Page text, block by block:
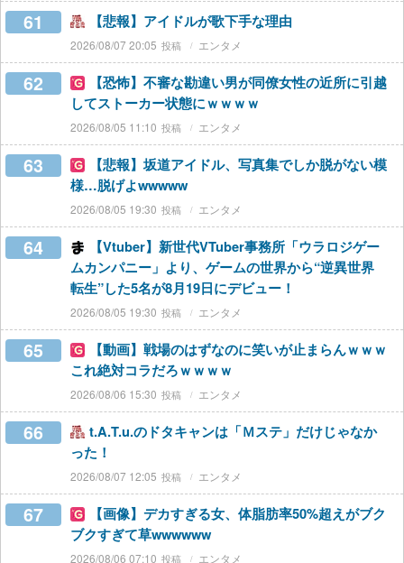
61 【悲報】アイドルが歌下手な理由
2026/08/07 20:05 エンタメ
62
【恐怖】不審な勘違い男が同僚女性の近所に引越
してストーカー状態にｗｗｗｗ
2026/08/05 11:10 エンタメ
63
【悲報】坂道アイドル、写真集でしか脱がない模
様…脱げよwwwww
2026/08/05 19:30 エンタメ
64
【Vtuber】新世代VTuber事務所「ウラロジゲー
ムカンパニー」より、ゲームの世界から“逆異世界
転生”した5名が8月19日にデビュー！
2026/08/05 19:30 エンタメ
65
【動画】戦場のはずなのに笑いが止まらんｗｗｗ
これ絶対コラだろｗｗｗｗ
2026/08/06 15:30 エンタメ
66
t.A.T.u.のドタキャンは「Ｍステ」だけじゃなか
った！
2026/08/07 12:05 エンタメ
67
【画像】デカすぎる女、体脂肪率50%超えがブク
ブクすぎて草wwwwww
2026/08/06 07:10 エンタメ